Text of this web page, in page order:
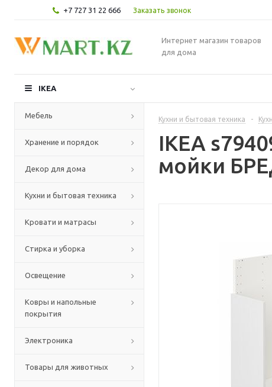
+7 727 31 22 666 Заказать звонок
Интернет магазин товаров
для дома
IKEA
Мебель
Хранение и порядок
Декор для дома
Кухни и бытовая техника
Кровати и матрасы
Стирка и уборка
Освещение
Ковры и напольные
покрытия
Электроника
Товары для животных
Кухни и бытовая техника -
IKEA
мойки